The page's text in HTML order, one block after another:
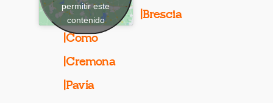
permitir este
contenido
|Brescia
|Como
|Cremona
|Pavía